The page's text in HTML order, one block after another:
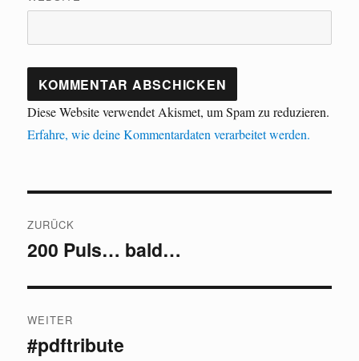
Diese Website verwendet Akismet, um Spam zu reduzieren.
Erfahre, wie deine Kommentardaten verarbeitet werden.
ZURÜCK
Vorheriger
200 Puls… bald…
WEITER
Nächster
#pdftribute